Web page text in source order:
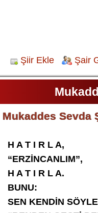
Şiir Ekle Şair
Mukaddes Sevda
H A T I R L A,
“ERZİNCANLIM”,
H A T I R L A.
BUNU:
SEN KENDİN